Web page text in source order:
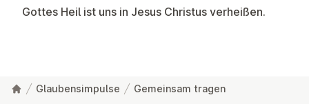
Gottes Heil ist uns in Jesus Christus verheißen.
Glaubensimpulse Gemeinsam tragen